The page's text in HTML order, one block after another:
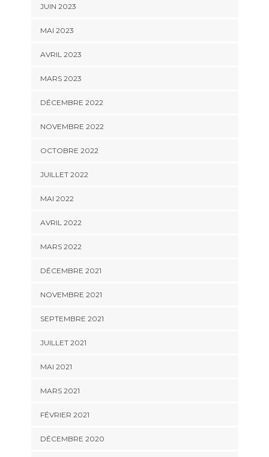
JUIN 2023
MAI 2023
AVRIL 2023
MARS 2023
DÉCEMBRE 2022
NOVEMBRE 2022
OCTOBRE 2022
JUILLET 2022
MAI 2022
AVRIL 2022
MARS 2022
DÉCEMBRE 2021
NOVEMBRE 2021
SEPTEMBRE 2021
JUILLET 2021
MAI 2021
MARS 2021
FÉVRIER 2021
DÉCEMBRE 2020